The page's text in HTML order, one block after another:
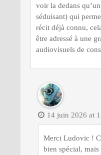
voir la dedans
séduisant) qui
récit déjà connu,
être adressé à une
audiovisuels de
14 juin 2026 at
Merci Ludovic !
bien spécial,